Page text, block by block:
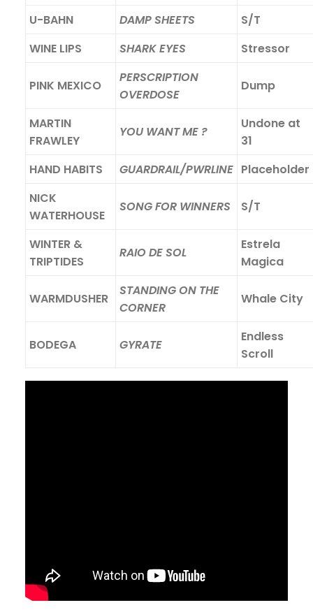
U-BAHN DAMP SHEETS
S/T
WINE LIPS
SHARK EYES Stressor
PINK MEXICO
PERSCRIPTION
OVERDOSE
Dump
MARTIN
FRAWLEY
YOU WANT ME ?
Undone at
31
HAND HABITS
GUARDRAIL/PWRLINE Placeholder
NICK
WATERHOUSE
SONG FOR WINNERS S/T
WINTER &
TRIPTIDES
RAIO DE SOL
Estrela
Magica
WARMDUSHER
STANDING ON THE
CORNER
Whale City
BODEGA GYRATE
Endless
Scroll